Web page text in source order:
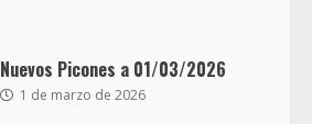
Nuevos Picones a 01/03/2026
1 de marzo de 2026